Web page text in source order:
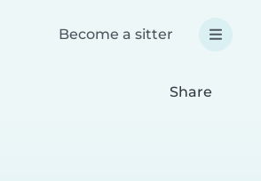
Become a sitter
Share